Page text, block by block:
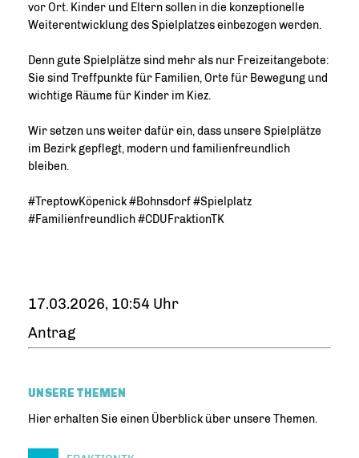
vor Ort. Kinder und Eltern sollen in die konzeptionelle
Weiterentwicklung des Spielplatzes einbezogen werden.
Denn gute Spielplätze sind mehr als nur Freizeitangebote:
Sie sind Treffpunkte für Familien, Orte für Bewegung und
wichtige Räume für Kinder im Kiez.
Wir setzen uns weiter dafür ein, dass unsere Spielplätze
im Bezirk gepflegt, modern und familienfreundlich
bleiben.
#TreptowKöpenick #Bohnsdorf #Spielplatz
#Familienfreundlich #CDUFraktionTK
17.03.2026, 10:54 Uhr
Antrag
UNSERE THEMEN
Hier erhalten Sie einen Überblick über unsere Themen.